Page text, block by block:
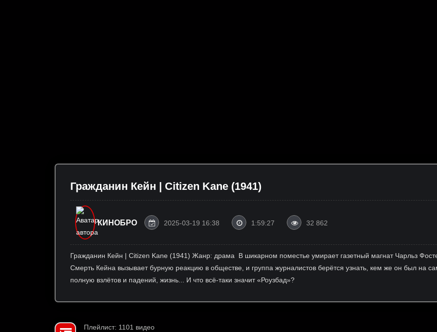
Гражданин Кейн | Citizen Kane (1941)
КИНОБРО 2025-03-19 16:38 1:59:27 32 862
Гражданин Кейн | Citizen Kane (1941) Жанр: драма ⁠ В шикарном поместье умирает газетный магнат Чарльз
Смерть Кейна вызывает бурную реакцию в обществе, и группа журналистов берётся узнать, кем же он был на
полную взлётов и падений, жизнь... И что всё-таки значит «Роузбад»?
Плейлист: 1101 видео